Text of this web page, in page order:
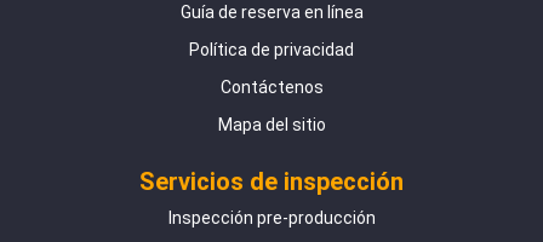
Guía de reserva en línea
Política de privacidad
Contáctenos
Mapa del sitio
Servicios de inspección
Inspección pre-producción